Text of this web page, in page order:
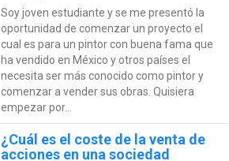
Soy joven estudiante y se me presentó la
oportunidad de comenzar un proyecto el
cual es para un pintor con buena fama que
ha vendido en México y otros países el
necesita ser más conocido como pintor y
comenzar a vender sus obras. Quisiera
empezar por...
¿Cuál es el coste de la venta de
acciones en una sociedad